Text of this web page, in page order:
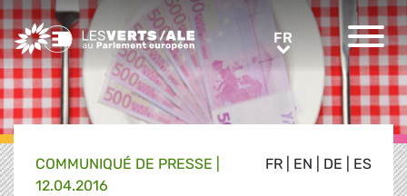
Greens/EFA Home FR
FR EN DE ES
COMMUNIQUÉ DE PRESSE
12.04.2016